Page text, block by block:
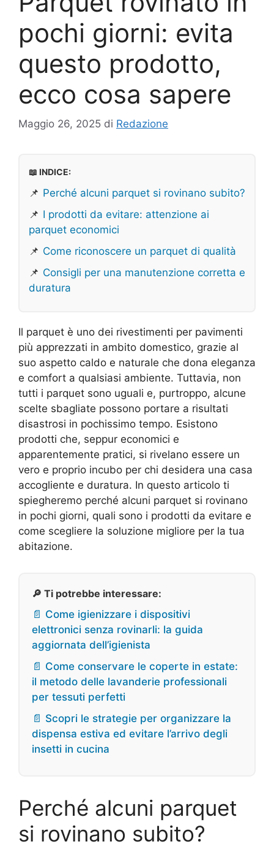
pochi giorni: evita
questo prodotto,
ecco cosa sapere
Maggio 26, 2025 di Redazione
📖 INDICE:
📌 Perché alcuni parquet si rovinano subito?
📌 I prodotti da evitare: attenzione ai
parquet economici
📌 Come riconoscere un parquet di qualità
📌 Consigli per una manutenzione corretta e
duratura
Il parquet è uno dei rivestimenti per pavimenti
più apprezzati in ambito domestico, grazie al
suo aspetto caldo e naturale che dona eleganza
e comfort a qualsiasi ambiente. Tuttavia, non
tutti i parquet sono uguali e, purtroppo, alcune
scelte sbagliate possono portare a risultati
disastrosi in pochissimo tempo. Esistono
prodotti che, seppur economici e
apparentemente pratici, si rivelano essere un
vero e proprio incubo per chi desidera una casa
accogliente e duratura. In questo articolo ti
spiegheremo perché alcuni parquet si rovinano
in pochi giorni, quali sono i prodotti da evitare e
come scegliere la soluzione migliore per la tua
abitazione.
🔎 Ti potrebbe interessare:
📄 Come igienizzare i dispositivi
elettronici senza rovinarli: la guida
aggiornata dell’igienista
📄 Come conservare le coperte in estate:
il metodo delle lavanderie professionali
per tessuti perfetti
📄 Scopri le strategie per organizzare la
dispensa estiva ed evitare l’arrivo degli
insetti in cucina
Perché alcuni parquet
si rovinano subito?